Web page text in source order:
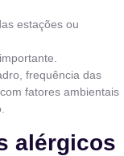
estações ou
frequência das
fatores ambientais
alérgicos